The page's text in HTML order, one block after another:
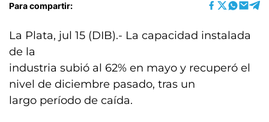
Para compartir:
La Plata, jul 15 (DIB).- La capacidad instalada
de la
industria subió al 62% en mayo y recuperó el
nivel de diciembre pasado, tras un
largo período de caída.